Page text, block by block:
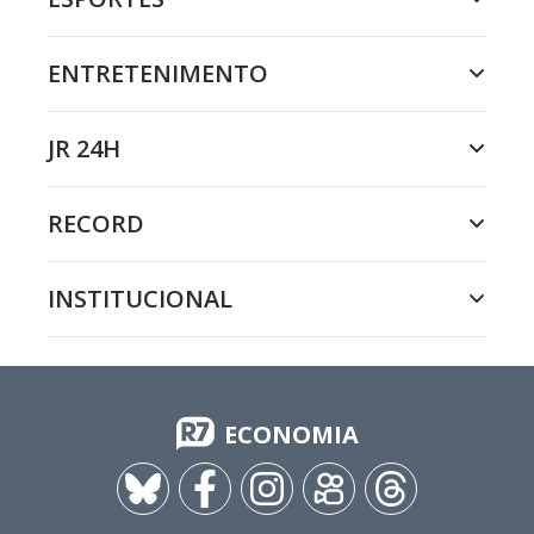
ENTRETENIMENTO
JR 24H
RECORD
INSTITUCIONAL
ECONOMIA